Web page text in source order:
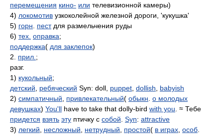
перемещения кино- или телевизионной камеры)
4) локомотив узкоколейной железной дороги, 'кукушка'
5) горн пестдля размельчения руды
6) тех. оправка;
поддержка( для заклепок)
2. прил. ;
разг.
1) кукольный;
детский
ребяческий Syn: doll, puppet dollish
babyish
2) симпатичный привлекательный( обыкн о молодых
девушках) You'll have to take that dolly-bird with you . ≈ Тебе
придется взять эту птичку с собой Syn: attractive
3) легкий несложный нетрудный простой( в играх особ